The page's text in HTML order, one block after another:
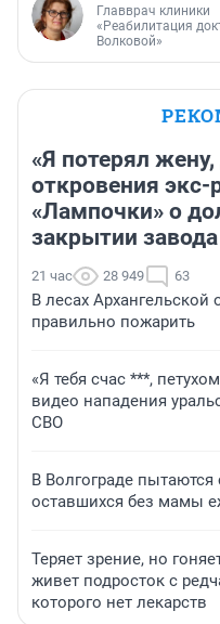
Главврач клиники
«Реабилитация
Волковой»
«Я потерял жену,
откровения экс-
«Лампочки» о
закрытии завода
21 час 28 949 63
В лесах Архангельской
правильно пожарить
«Я тебя счас ***,
видео нападения
СВО
В Волгограде
оставшихся без мамы
Теряет зрение, но
живет подросток с
которого нет лекарств